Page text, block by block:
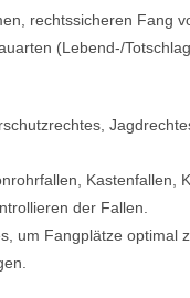
rechtssicheren Fang
(Lebend-/
Kastenfallen,
der Fallen.
um Fangplätze optimal